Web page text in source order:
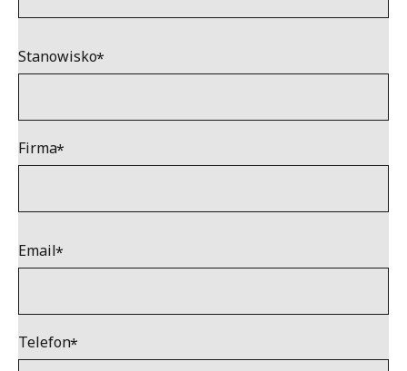
Stanowisko
Firma
Email
Telefon